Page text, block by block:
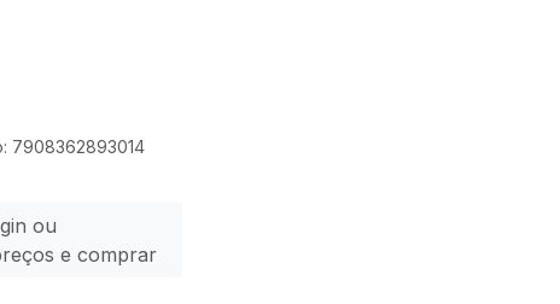
7908362893014
ou
e comprar